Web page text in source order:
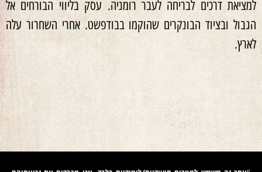
למציאת דרכים לבריחה לעבר רומניה. עסק בליווי הבורחים אל
הגבול ובציוד הבונקרים שהוקמו בבודפשט. אחרי השחרור עלה
לארץ.